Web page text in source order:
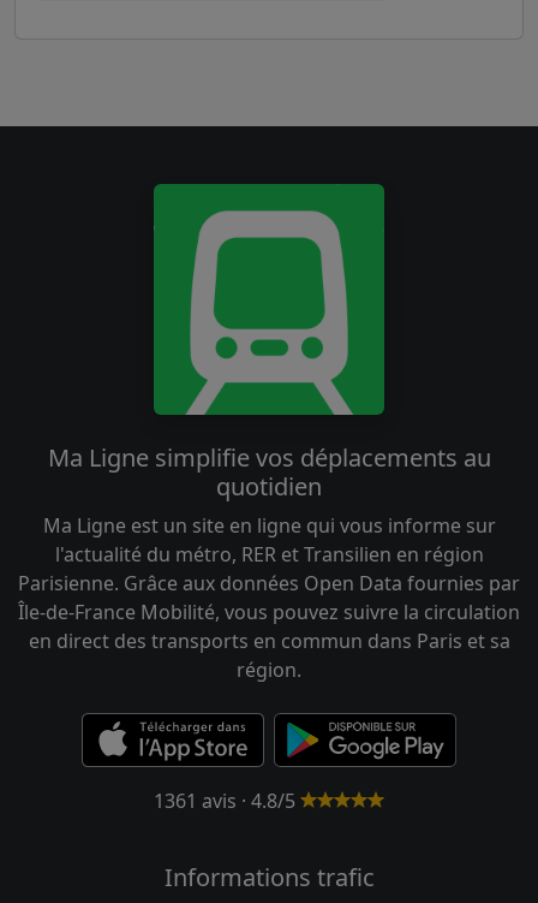
Ma Ligne simplifie vos déplacements au
quotidien
Ma Ligne est un site en ligne qui vous informe sur
l'actualité du métro, RER et Transilien en région
Parisienne. Grâce aux données Open Data fournies par
Île-de-France Mobilité, vous pouvez suivre la circulation
en direct des transports en commun dans Paris et sa
région.
1361 avis · 4.8/5
Informations trafic